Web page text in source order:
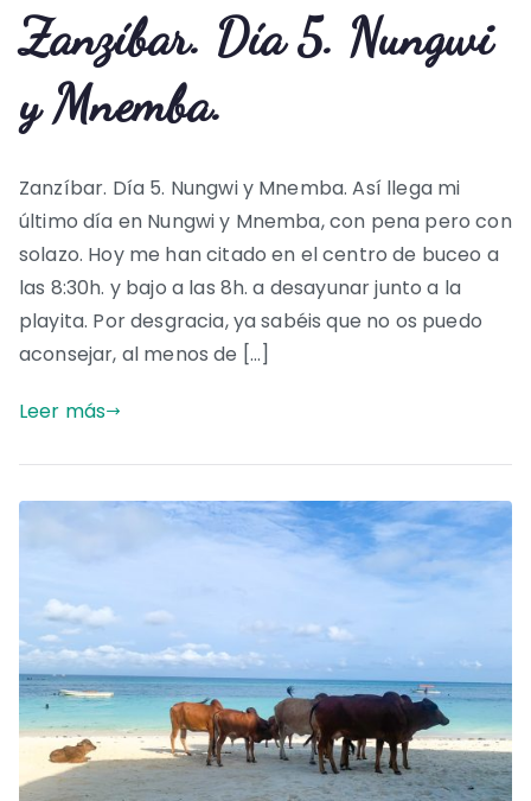
Zanzíbar. Día 5. Nungwi
y Mnemba.
Zanzíbar. Día 5. Nungwi y Mnemba. Así llega mi
último día en Nungwi y Mnemba, con pena pero con
solazo. Hoy me han citado en el centro de buceo a
las 8:30h. y bajo a las 8h. a desayunar junto a la
playita. Por desgracia, ya sabéis que no os puedo
aconsejar, al menos de […]
Leer más